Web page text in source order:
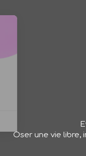
Oser une vie libre,